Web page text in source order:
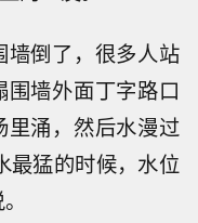
墙倒了，很多人站
墙外面丁字路口
里涌，然后水漫过
最猛的时候，水位